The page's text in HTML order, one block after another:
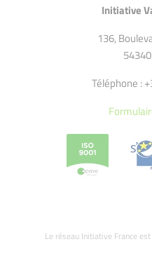
Initiative
136,
Téléphone :
Le réseau Initiative France